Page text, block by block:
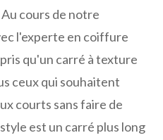
cours de notre
l'experte en coiffure
qu'un carré à texture
ceux qui souhaitent
courts sans faire de
est un carré plus long